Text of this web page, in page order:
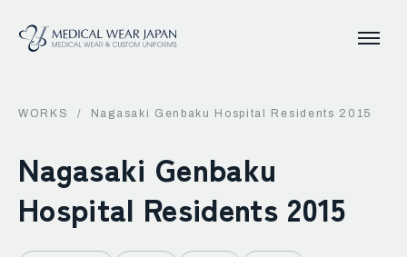
WORKS / Nagasaki Genbaku Hospital Residents 2015
Nagasaki Genbaku
Hospital Residents 2015